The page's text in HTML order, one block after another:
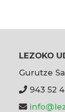
LEZOKO
Gurutze
943 52